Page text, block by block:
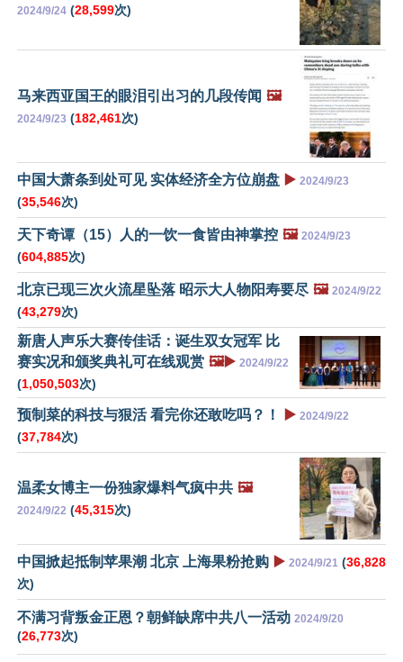
2024/9/24 (28,599次)
马来西亚国王的眼泪引出习的几段传闻 🖼️
2024/9/23 (182,461次)
中国大萧条到处可见 实体经济全方位崩盘 ▶️ 2024/9/23
(35,546次)
天下奇谭（15）人的一饮一食皆由神掌控 🖼️ 2024/9/23
(604,885次)
北京已现三次火流星坠落 昭示大人物阳寿要尽 🖼️ 2024/9/22
(43,279次)
新唐人声乐大赛传佳话：诞生双女冠军 比
赛实况和颁奖典礼可在线观赏 🖼️▶️ 2024/9/22
(1,050,503次)
预制菜的科技与狠活 看完你还敢吃吗？！ ▶️ 2024/9/22
(37,784次)
温柔女博主一份独家爆料气疯中共 🖼️
2024/9/22 (45,315次)
中国掀起抵制苹果潮 北京 上海果粉抢购 ▶️ 2024/9/21 (36,828
次)
不满习背叛金正恩？朝鲜缺席中共八一活动 2024/9/20
(26,773次)